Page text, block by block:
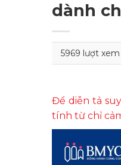
dành
5969 lượt xem
Để diễn tả
tính từ chỉ